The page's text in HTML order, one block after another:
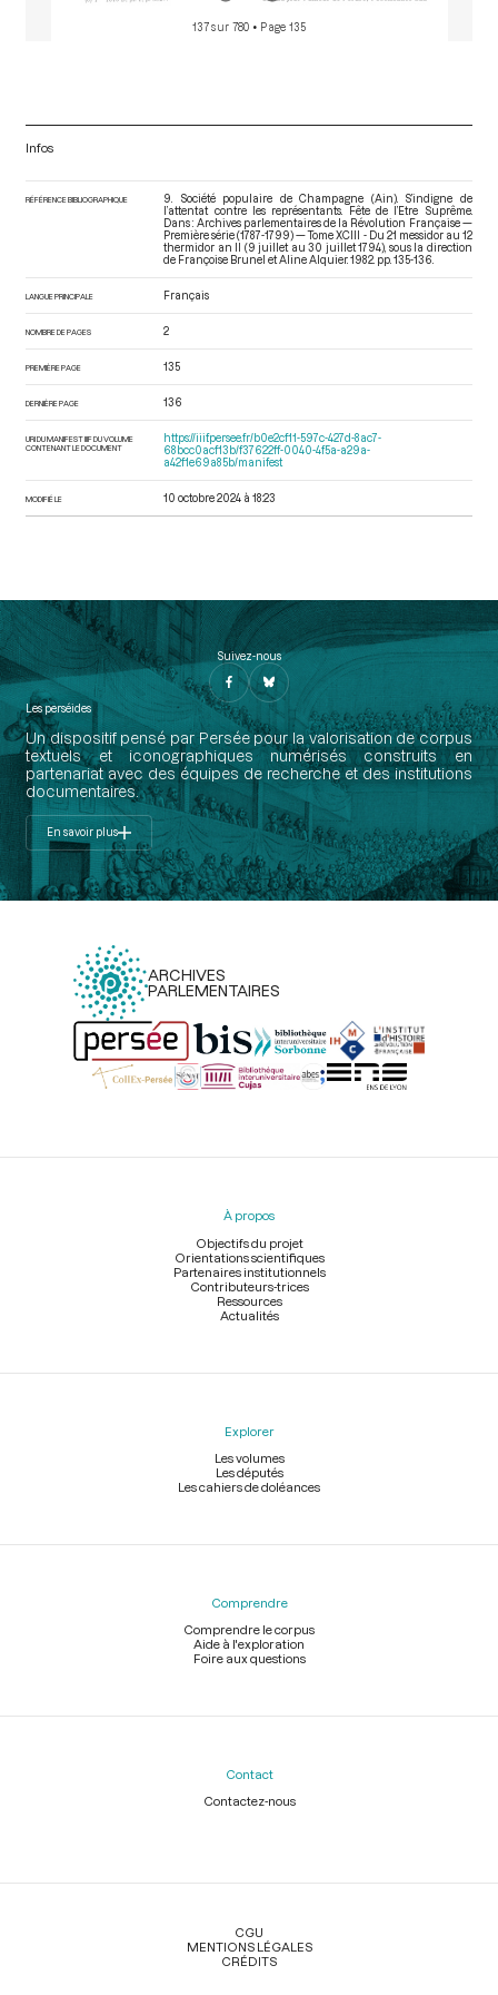
137 sur 780 • Page 135
Infos
RÉFÉRENCE BIBLIOGRAPHIQUE
9. Société populaire de Champagne (Ain). S’indigne de
l’attentat contre les représentants. Fête de l’Etre Suprême.
Dans : Archives parlementaires de la Révolution Française —
Première série (1787-1799) — Tome XCIII - Du 21 messidor au 12
thermidor an II (9 juillet au 30 juillet 1794) , sous la direction
de Françoise Brunel et Aline Alquier. 1982. pp. 135-136.
LANGUE PRINCIPALE Français
NOMBRE DE PAGES 2
PREMIÈRE PAGE 135
DERNIÈRE PAGE 136
URI DU MANIFEST IIIF DU VOLUME
CONTENANT LE DOCUMENT
https://iiif.persee.fr/b0e2cf11-597c-427d-8ac7-
68bcc0acf13b/f37622ff-0040-4f5a-a29a-
a42f1e69a85b/manifest
MODIFIÉ LE 10 octobre 2024 à 18:23
Suivez-nous
Les perséides
Un dispositif pensé par Persée pour la valorisation de corpus
textuels et iconographiques numérisés construits en
partenariat avec des équipes de recherche et des institutions
documentaires.
En savoir plus
ARCHIVES
PARLEMENTAIRES
Menu
À propos
Objectifs du projet
Orientations scientifiques
Partenaires institutionnels
Contributeurs-trices
Ressources
Actualités
Explorer
Les volumes
Les députés
Les cahiers de doléances
Comprendre
Comprendre le corpus
Aide à l'exploration
Foire aux questions
Contact
Contactez-nous
Légal
CGU
MENTIONS LÉGALES
CRÉDITS